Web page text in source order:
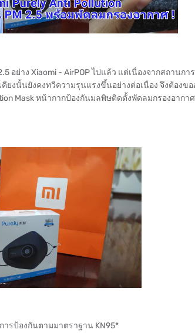
อย่าง Xiaomi - AirPOP ไปแล้ว แต่เนื่องจากสถานกา
ยงนั้นยังคงทวีความรุนแรงขึ้นอย่างต่อเนื่อง จึงต้องข
Mask หน้ากากป้องกันมลพิษติดตั้งพัดลมกรองอากาศ
รป้องกันตามมาตราฐาน KN95*